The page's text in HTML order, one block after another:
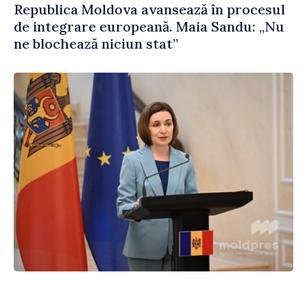
Republica Moldova avansează în procesul
de integrare europeană. Maia Sandu: „Nu
ne blochează niciun stat”